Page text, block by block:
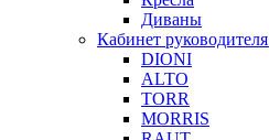
Диваны
Кабинет руководителя
DIONI
ALTO
TORR
MORRIS